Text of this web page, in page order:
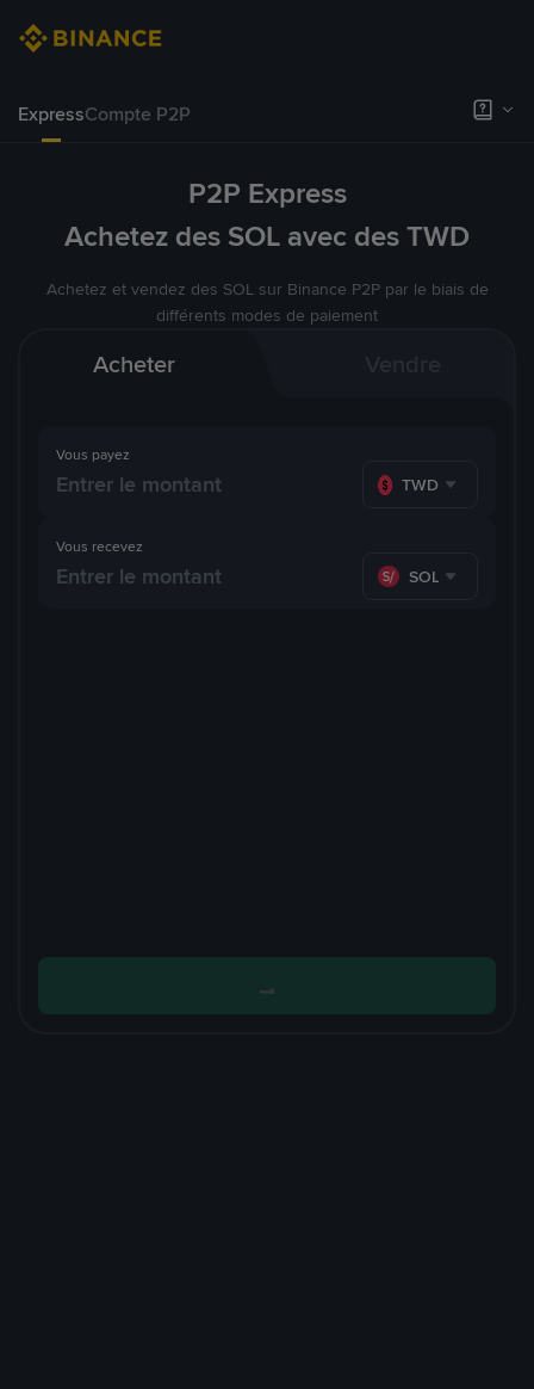
ExpressCompte P2P
P2P Express
Achetez des SOL avec des TWD
Achetez et vendez des SOL sur Binance P2P par le biais de
différents modes de paiement
Acheter
Vous payez
TWD
Vous recevez
SOL